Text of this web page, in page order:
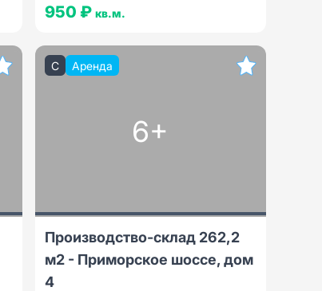
950 ₽ кв.м.
C Аренда
6+
Производство-склад 262,2
м2 - Приморское шоссе, дом
4